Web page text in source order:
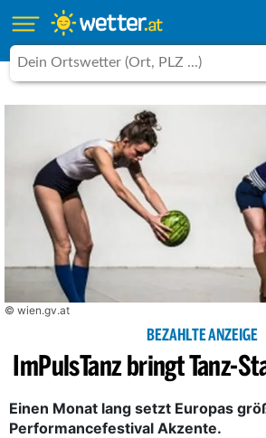
© wien.gv.at
BEZAHLTE ANZEIGE
ImPulsTanz bringt Tanz-
Einen Monat lang setzt Europas
Performancefestival Akzente.